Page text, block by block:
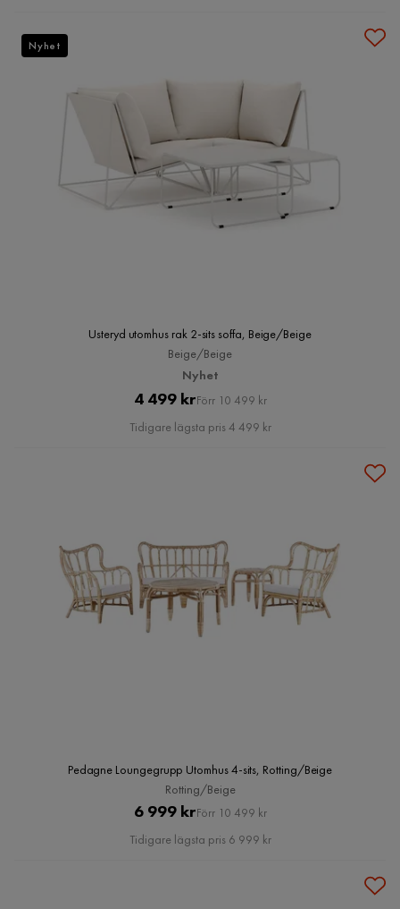
Usteryd utomhus rak 2-sits soffa, Beige/Beige
Beige/Beige
Nyhet
Pris
4 499 krOriginal
Pris
Förr 10 499 kr
Tidigare lägsta pris 4 499 kr
Nyhet
Pedagne Loungegrupp Utomhus 4-sits, Rotting/Beige
Rotting/Beige
Pris
6 999 krOriginal
Pris
Förr 10 499 kr
Tidigare lägsta pris 6 999 kr